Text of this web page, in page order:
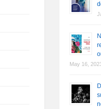
May 16,